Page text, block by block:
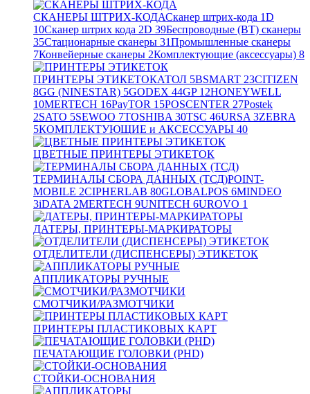
СКАНЕРЫ ШТРИХ-КОДАСканер штрих-кода 1D
10Сканер штрих кода 2D 39Беспроводные (BT) сканеры
35Стационарные сканеры 31Промышленные сканеры
7Конвейерные сканеры 2Комплектующие (аксессуары) 8
ПРИНТЕРЫ ЭТИКЕТОКАТОЛ 5BSMART 23CITIZEN
8GG (NINESTAR) 5GODEX 44GP12HONEYWELL
10MERTECH 16PayTOR 15POSCENTER 27Postek
2SATO 5SEWOO 7TOSHIBA 30TSC 46URSA 3ZEBRA
5КОМПЛЕКТУЮЩИЕ и АКСЕССУАРЫ 40
ЦВЕТНЫЕ ПРИНТЕРЫ ЭТИКЕТОК
ТЕРМИНАЛЫ СБОРА ДАННЫХ (ТСД)POINT-
MOBILE 2CIPHERLAB 80GLOBALPOS 6MINDEO
3iDATA 2MERTECH 9UNITECH 6UROVO 1
ДАТЕРЫ, ПРИНТЕРЫ-МАРКИРАТОРЫ
ОТДЕЛИТЕЛИ (ДИСПЕНСЕРЫ) ЭТИКЕТОК
АППЛИКАТОРЫ РУЧНЫЕ
СМОТЧИКИ/РАЗМОТЧИКИ
ПРИНТЕРЫ ПЛАСТИКОВЫХ КАРТ
ПЕЧАТАЮЩИЕ ГОЛОВКИ (PHD)
СТОЙКИ-ОСНОВАНИЯ